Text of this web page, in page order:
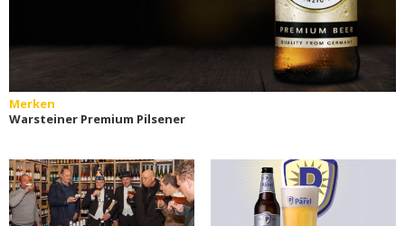
Merken
Warsteiner Premium Pilsener